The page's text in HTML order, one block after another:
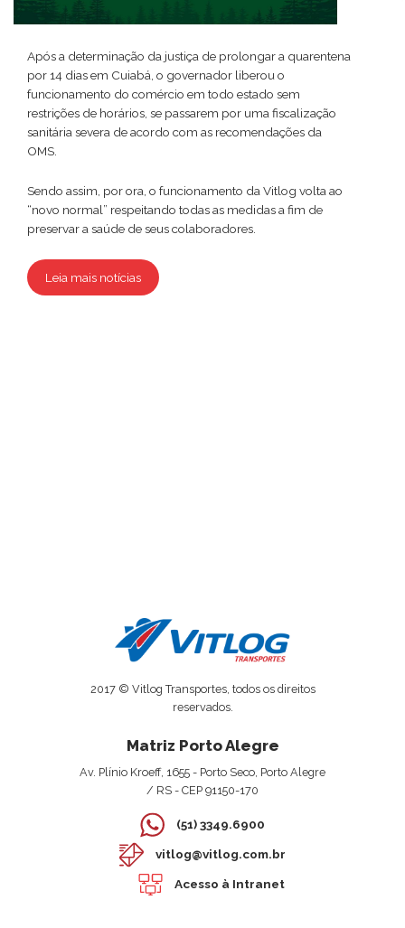
Após a determinação da justiça de prolongar a quarentena
por 14 dias em Cuiabá, o governador liberou o
funcionamento do comércio em todo estado sem
restrições de horários, se passarem por uma fiscalização
sanitária severa de acordo com as recomendações da
OMS.
Sendo assim, por ora, o funcionamento da Vitlog volta ao
“novo normal” respeitando todas as medidas a fim de
preservar a saúde de seus colaboradores.
Leia mais notícias
2017 © Vitlog Transportes, todos os direitos
reservados.
Matriz Porto Alegre
Av. Plínio Kroeff, 1655 - Porto Seco, Porto Alegre
/ RS - CEP 91150-170
(51) 3349.6900
vitlog@vitlog.com.br
Acesso à Intranet